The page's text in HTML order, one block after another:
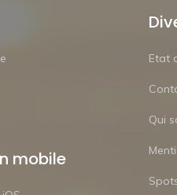
mobile
Etat
Qui